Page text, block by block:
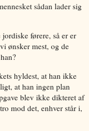
sådan lader sig
førere, så er er
ønsker mest, og de
hyldest, at han ikke
at han ingen plan
blev ikke dikteret af
mod det, enhver står i,